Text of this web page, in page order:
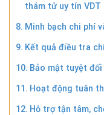
thám tử uy tín VDT
Minh bạch chi phí
Kết quả điều tra
Bảo mật tuyệt
Hoạt động tuân
Hỗ trợ tận tâm,